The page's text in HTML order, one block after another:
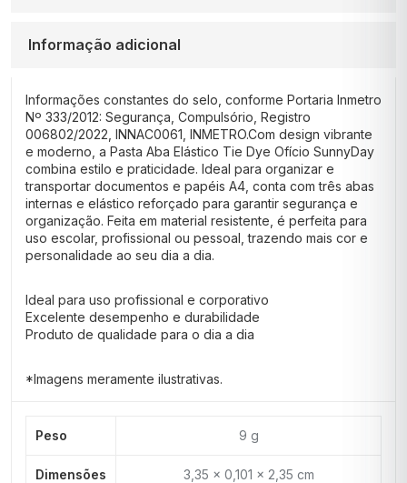
Informação adicional
Informações constantes do selo, conforme Portaria Inmetro
Nº 333/2012: Segurança, Compulsório, Registro
006802/2022, INNAC0061, INMETRO.Com design vibrante
e moderno, a Pasta Aba Elástico Tie Dye Ofício SunnyDay
combina estilo e praticidade. Ideal para organizar e
transportar documentos e papéis A4, conta com três abas
internas e elástico reforçado para garantir segurança e
organização. Feita em material resistente, é perfeita para
uso escolar, profissional ou pessoal, trazendo mais cor e
personalidade ao seu dia a dia.
Ideal para uso profissional e corporativo
Excelente desempenho e durabilidade
Produto de qualidade para o dia a dia
*Imagens meramente ilustrativas.
Peso 9 g
Dimensões 3,35 × 0,101 × 2,35 cm